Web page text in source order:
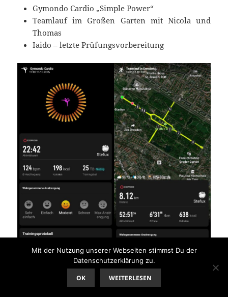
Gymondo Cardio „Simple Power“
Teamlauf im Großen Garten mit Nicola und
Thomas
Iaido – letzte Prüfungsvorbereitung
Mit der Nutzung unserer Webseiten stimmst Du der
Datenschutzerklärung zu.
OK WEITERLESEN